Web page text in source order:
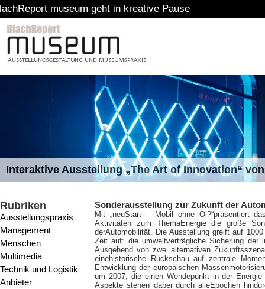
geht in kreative Pause
Interaktive Ausstellung „The Art of Innovation“
Rubriken
Ausstellungspraxis
Management
Menschen
Multimedia
Technik und Logistik
Anbieter
Sonderausstellung zur Zukunft der
Mit „neuStart – Mobil ohne Öl?“präsentiert
Aktivitäten zum ThemaEnergie die große
derAutomobilität. Die Ausstellung greift auf
Zeit auf: die umweltverträgliche Sicherung der
Ausgehend von zwei alternativen
einehistorische Rückschau auf zentrale
Entwicklung der europäischen
um 2007, die einen Wendepunkt in der
Aspekte stehen dabei durch alleEpochen